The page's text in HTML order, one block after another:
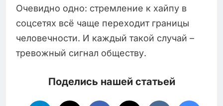
Очевидно одно: стремление к хайпу в
соцсетях всё чаще переходит границы
человечности. И каждый такой случай –
тревожный сигнал обществу.
Поделись нашей статьей